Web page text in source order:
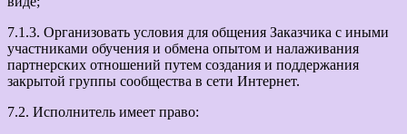
7.1.3. Организовать условия для общения Заказчика с иными
участниками обучения и обмена опытом и налаживания
партнерских отношений путем создания и поддержания
закрытой группы сообщества в сети Интернет.
7.2. Исполнитель имеет право: